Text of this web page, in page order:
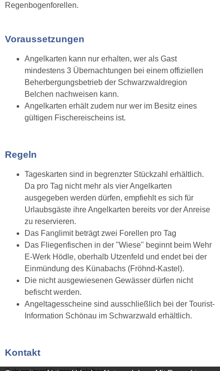
Regenbogenforellen.
Voraussetzungen
Angelkarten kann nur erhalten, wer als Gast
mindestens 3 Übernachtungen bei einem offiziellen
Beherbergungsbetrieb der Schwarzwaldregion
Belchen nachweisen kann.
Angelkarten erhält zudem nur wer im Besitz eines
gültigen Fischereischeins ist.
Regeln
Tageskarten sind in begrenzter Stückzahl erhältlich.
Da pro Tag nicht mehr als vier Angelkarten
ausgegeben werden dürfen, empfiehlt es sich für
Urlaubsgäste ihre Angelkarten bereits vor der Anreise
zu reservieren.
Das Fanglimit beträgt zwei Forellen pro Tag
Das Fliegenfischen in der "Wiese" beginnt beim Wehr
E-Werk Hödle, oberhalb Utzenfeld und endet bei der
Einmündung des Künabachs (Fröhnd-Kastel).
Die nicht ausgewiesenen Gewässer dürfen nicht
befischt werden.
Angeltagesscheine sind ausschließlich bei der Tourist-
Information Schönau im Schwarzwald erhältlich.
Kontakt